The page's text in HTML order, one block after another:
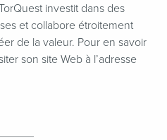
investit dans des
et collabore étroitement
de la valeur. Pour en savoir
son site Web à l’adresse